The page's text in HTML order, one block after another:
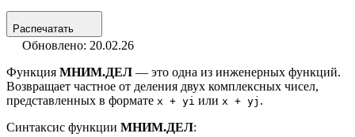
Распечатать
Обновлено: 20.02.26
Функция МНИМ.ДЕЛ — это одна из инженерных функций.
Возвращает частное от деления двух комплексных чисел,
представленных в формате x + yi или x + yj .
Синтаксис функции МНИМ.ДЕЛ: